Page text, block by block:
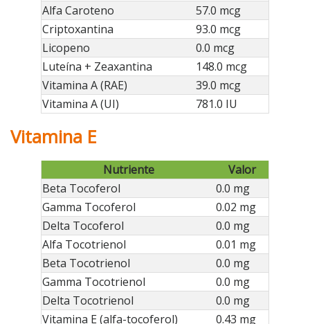
Alfa Caroteno
57.0 mcg
Criptoxantina
93.0 mcg
Licopeno
0.0 mcg
Luteína + Zeaxantina
148.0 mcg
Vitamina A (RAE)
39.0 mcg
Vitamina A (UI)
781.0 IU
Vitamina E
Nutriente
Valor
Beta Tocoferol
0.0 mg
Gamma Tocoferol
0.02 mg
Delta Tocoferol
0.0 mg
Alfa Tocotrienol
0.01 mg
Beta Tocotrienol
0.0 mg
Gamma Tocotrienol
0.0 mg
Delta Tocotrienol
0.0 mg
Vitamina E (alfa-tocoferol)
0.43 mg